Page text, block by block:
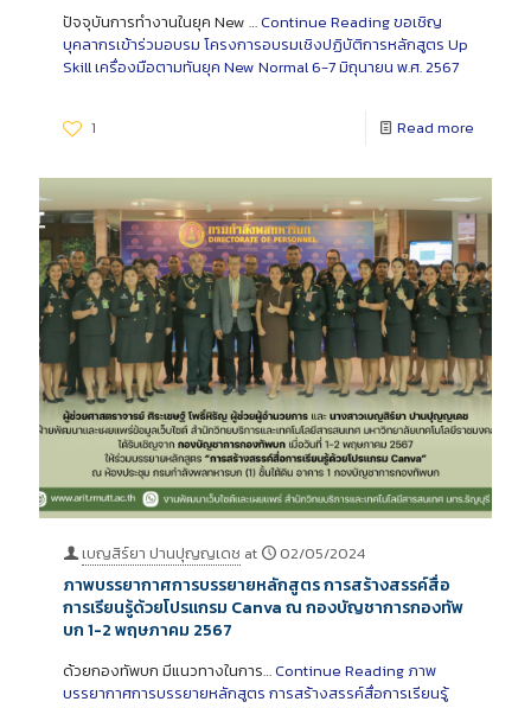
ปัจจุบันการทำงานในยุค New … Continue Readingขอเชิญ
บุคลากรเข้าร่วมอบรม โครงการอบรมเชิงปฏิบัติการหลักสูตร Up
Skill เครื่องมือตามทันยุค New Normal 6-7 มิถุนายน พ.ศ. 2567
1 Read more
เบญสิร์ยา ปานปุญญเดช at 02/05/2024
ภาพบรรยากาศการบรรยายหลักสูตร การสร้างสรรค์สื่อ
การเรียนรู้ด้วยโปรแกรม Canva ณ กองบัญชาการกองทัพ
บก 1-2 พฤษภาคม 2567
ด้วยกองทัพบก มีแนวทางในการ… Continue Reading ภาพ
บรรยากาศการบรรยายหลักสูตร การสร้างสรรค์สื่อการเรียนรู้